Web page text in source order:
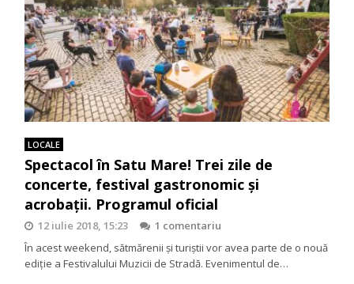
LOCALE
Spectacol în Satu Mare! Trei zile de
concerte, festival gastronomic și
acrobații. Programul oficial
12 iulie 2018, 15:23
1 comentariu
În acest weekend, sătmărenii și turiștii vor avea parte de o nouă
ediție a Festivalului Muzicii de Stradă. Evenimentul de…